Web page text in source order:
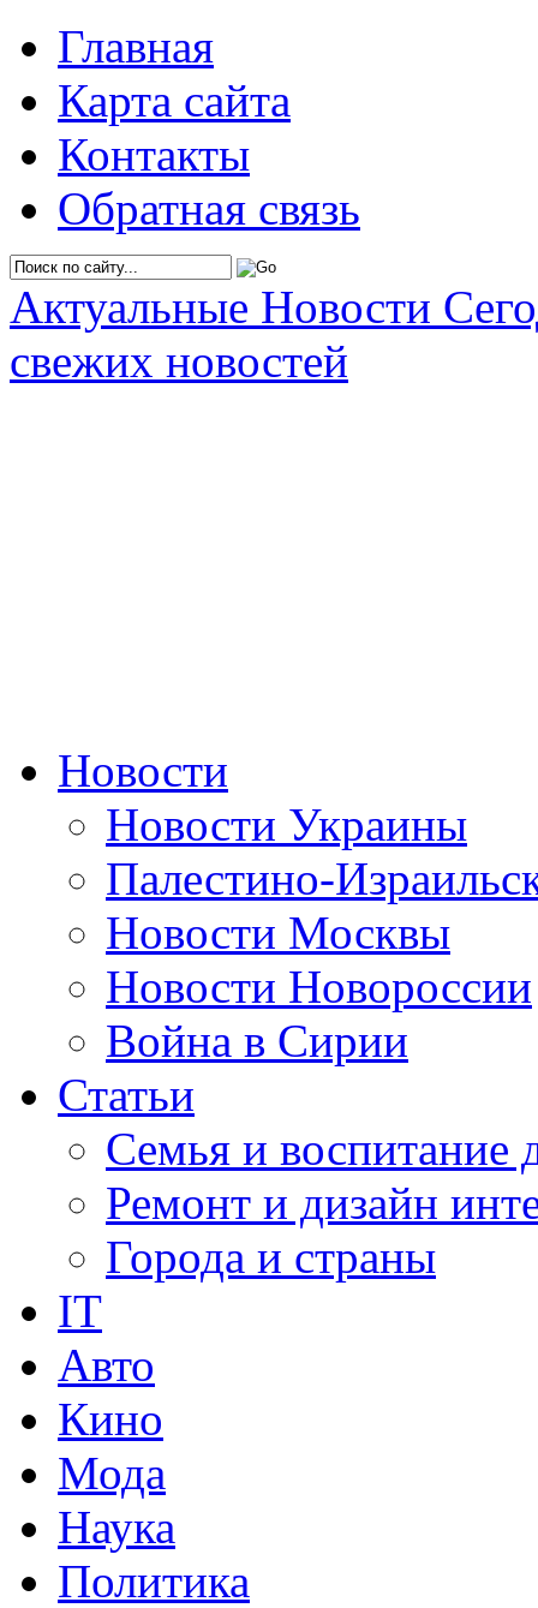
Главная
Карта сайта
Контакты
Обратная связь
Актуальные Новости
свежих новостей
Новости
Новости Украины
Палестино-
Новости Москвы
Новости Новороссии
Война в Сирии
Статьи
Семья и воспитание
Ремонт и дизайн
Города и страны
IT
Авто
Кино
Мода
Наука
Политика